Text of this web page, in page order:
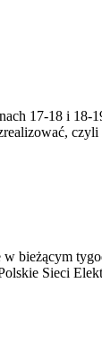
17-18 i 18-
Sieci